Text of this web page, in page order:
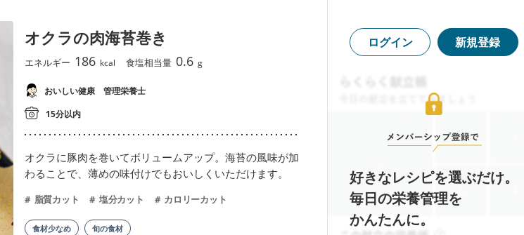
オクラの肉海苔巻き
エネルギー 186 kcal 食塩相当量 0.6 g
おいしい健康 管理栄養士
15分以内
オクラに豚肉を巻いてボリュームアップ。海苔の風味が加
わることで、薄めの味付けでもおいしくいただけます。
脂質カット 塩分カット カロリーカット
食材少なめ 旬の食材
ログイン 新規登録
好きなレシピを選ぶだけ。
毎日の栄養管理を
かんたんに。